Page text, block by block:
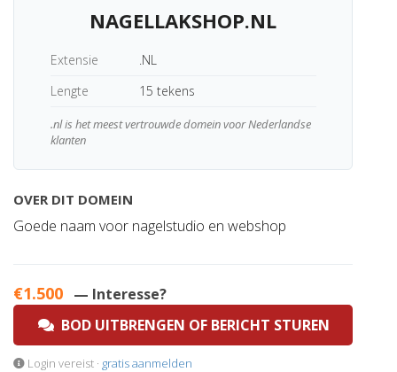
NAGELLAKSHOP.NL
Extensie
.NL
Lengte
15 tekens
.nl is het meest vertrouwde domein voor Nederlandse
klanten
OVER DIT DOMEIN
Goede naam voor nagelstudio en webshop
€1.500 — Interesse?
BOD UITBRENGEN OF BERICHT STUREN
Login vereist · gratis aanmelden